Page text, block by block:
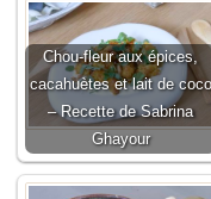
Chou-fleur aux épices,
cacahuètes et lait de coco
– Recette de Sabrina
Ghayour